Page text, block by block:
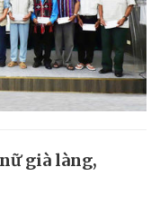
già làng,